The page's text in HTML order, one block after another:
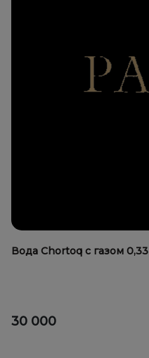
Вода Chortoq с газом 0,33
30 000